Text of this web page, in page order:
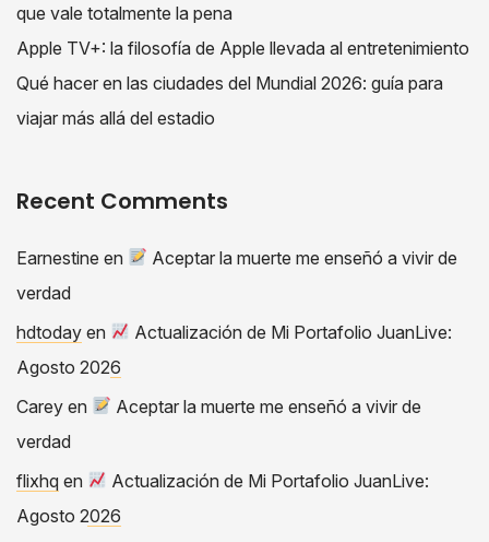
que vale totalmente la pena
Apple TV+: la filosofía de Apple llevada al entretenimiento
Qué hacer en las ciudades del Mundial 2026: guía para
viajar más allá del estadio
Recent Comments
Earnestine en
Aceptar la muerte me enseñó a vivir de
verdad
hdtoday en
Actualización de Mi Portafolio JuanLive:
Agosto 2026
Carey en
Aceptar la muerte me enseñó a vivir de
verdad
flixhq en
Actualización de Mi Portafolio JuanLive:
Agosto 2026